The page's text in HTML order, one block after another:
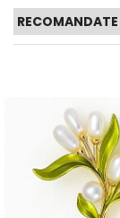
Seturi Perle cu
Brățări cu Perle